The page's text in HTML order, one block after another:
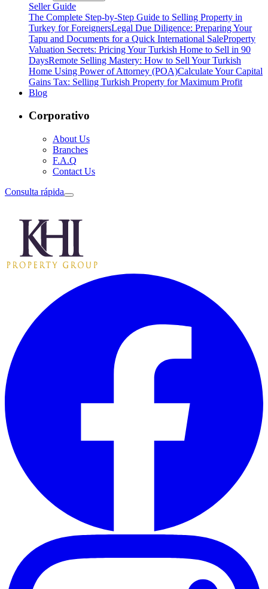
Seller Guide
The Complete Step-by-Step Guide to Selling Property in
Turkey for ForeignersLegal Due Diligence: Preparing Your
Tapu and Documents for a Quick International SaleProperty
Valuation Secrets: Pricing Your Turkish Home to Sell in 90
DaysRemote Selling Mastery: How to Sell Your Turkish
Home Using Power of Attorney (POA)Calculate Your Capital
Gains Tax: Selling Turkish Property for Maximum Profit
Blog
Corporativo
About Us
Branches
F.A.Q
Contact Us
Consulta rápida